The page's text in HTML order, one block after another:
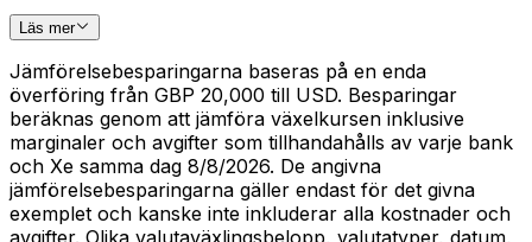
Läs mer
Jämförelsebesparingarna baseras på en enda
överföring från GBP 20,000 till USD. Besparingar
beräknas genom att jämföra växelkursen inklusive
marginaler och avgifter som tillhandahålls av varje bank
och Xe samma dag 8/8/2026. De angivna
jämförelsebesparingarna gäller endast för det givna
exemplet och kanske inte inkluderar alla kostnader och